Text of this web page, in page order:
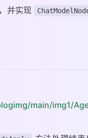
并实现
main/img1/